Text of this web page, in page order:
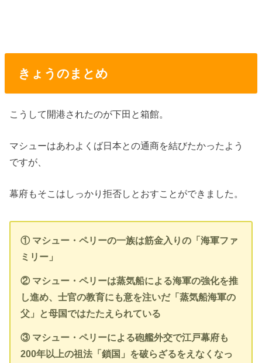
きょうのまとめ
こうして開港されたのが下田と箱館。
マシューはあわよくば日本との通商を結びたかったよう
ですが、
幕府もそこはしっかり拒否しとおすことができました。
① マシュー・ペリーの一族は筋金入りの「海軍ファ
ミリー」
② マシュー・ペリーは蒸気船による海軍の強化を推
し進め、士官の教育にも意を注いだ「蒸気船海軍の
父」と母国ではたたえられている
③ マシュー・ペリーによる砲艦外交で江戸幕府も
200年以上の祖法「鎖国」を破らざるをえなくなっ